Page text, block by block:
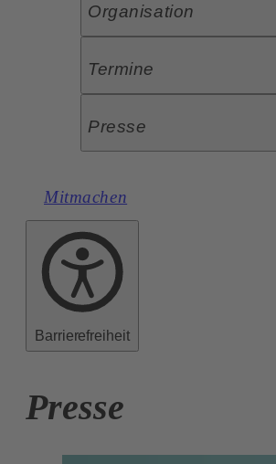
Organisation
Termine
Presse
Mitmachen
Barrierefreiheit
Presse